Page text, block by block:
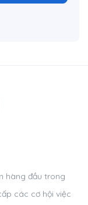
hàng đầu trong
các cơ hội việc